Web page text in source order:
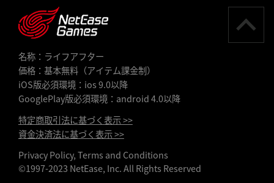
名称：ライフアフター
価格：基本無料（アイテム課金制）
iOS版必須環境：ios 9.0以降
GooglePlay版必須環境：android 4.0以降
特定商取引法に基づく表示 >>
資金決済法に基づく表示 >>
Privacy Policy, Terms and Conditions
©1997-2023 NetEase, Inc. All Rights Reserved